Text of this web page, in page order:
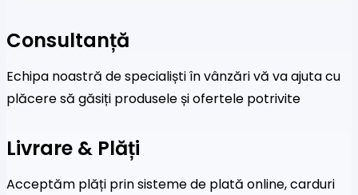
Consultanță
Echipa noastră de specialiști în vânzări vă va ajuta cu
plăcere să găsiți produsele și ofertele potrivite
Livrare & Plăți
Acceptăm plăți prin sisteme de plată online, carduri